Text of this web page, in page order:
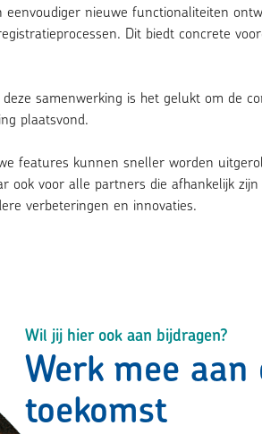
nieuwe functionaliteiten
Dit biedt concrete
samenwerking is het gelukt om de
plaatsvond.
features kunnen sneller worden
ook voor alle partners die afhankelijk
verbeteringen en innovaties.
Wil jij hier ook aan bijdragen?
Werk mee
toekomst